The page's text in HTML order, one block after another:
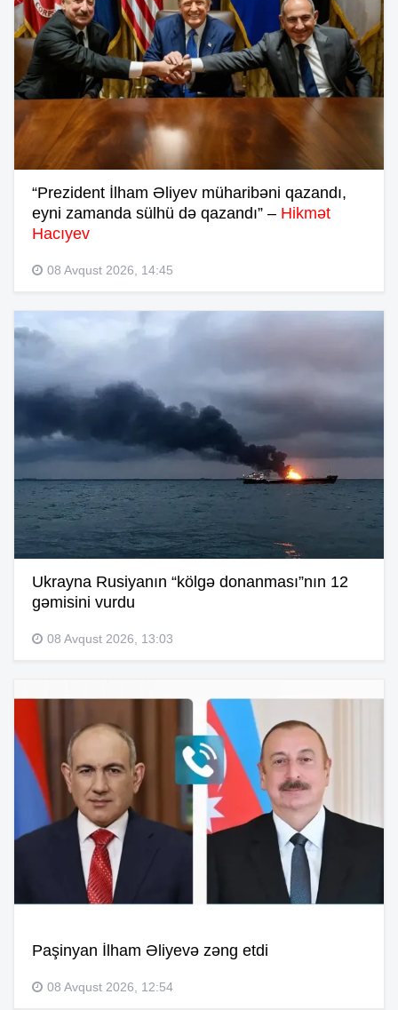
“Prezident İlham Əliyev müharibəni qazandı,
eyni zamanda sülhü də qazandı” – Hikmət
Hacıyev
08 Avqust 2026, 14:45
Ukrayna Rusiyanın “kölgə donanması”nın 12
gəmisini vurdu
08 Avqust 2026, 13:03
Paşinyan İlham Əliyevə zəng etdi
08 Avqust 2026, 12:54